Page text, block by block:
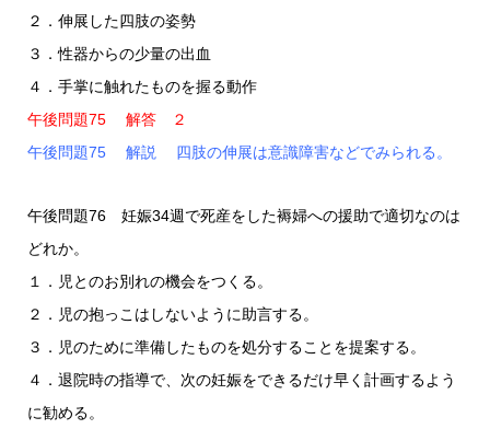
２．伸展した四肢の姿勢
３．性器からの少量の出血
４．手掌に触れたものを握る動作
午後問題75 解答 ２
午後問題75 解説 四肢の伸展は意識障害などでみられる。
午後問題76 妊娠34週で死産をした褥婦への援助で適切なのは
どれか。
１．児とのお別れの機会をつくる。
２．児の抱っこはしないように助言する。
３．児のために準備したものを処分することを提案する。
４．退院時の指導で、次の妊娠をできるだけ早く計画するよう
に勧める。